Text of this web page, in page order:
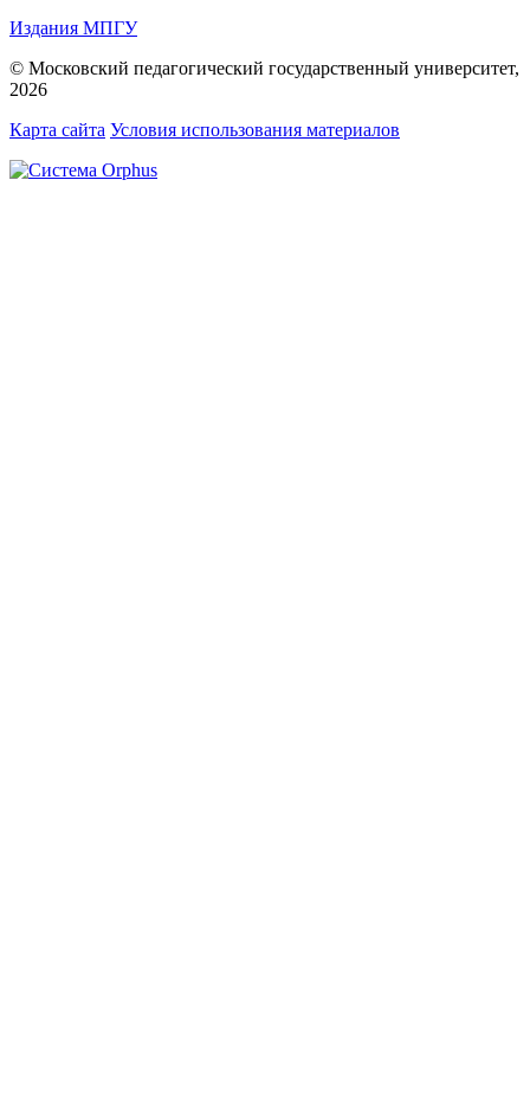
Издания МПГУ
© Московский педагогический государственный университет,
2026
Карта сайта Условия использования материалов